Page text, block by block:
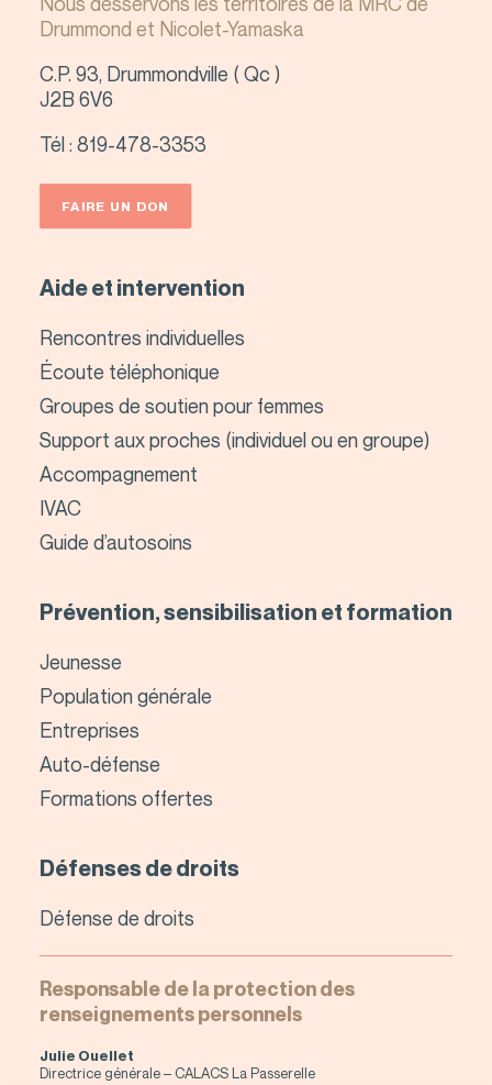
Drummond et Nicolet-Yamaska
C.P. 93, Drummondville ( Qc )
J2B 6V6
Tél : 819-478-3353
FAIRE UN DON
Aide et intervention
Rencontres individuelles
Écoute téléphonique
Groupes de soutien pour femmes
Support aux proches (individuel ou en groupe)
Accompagnement
IVAC
Guide d’autosoins
Prévention, sensibilisation et formation
Jeunesse
Population générale
Entreprises
Auto-défense
Formations offertes
Défenses de droits
Défense de droits
Responsable de la protection des
renseignements personnels
Julie Ouellet
Directrice générale – CALACS La Passerelle